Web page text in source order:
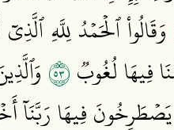
وَقَالُواْ ٱلۡحَمۡدُ لِلَّهِ
فِيهَا لُغُوبٞ٣٥
فِيهَا رَبَّنَآ